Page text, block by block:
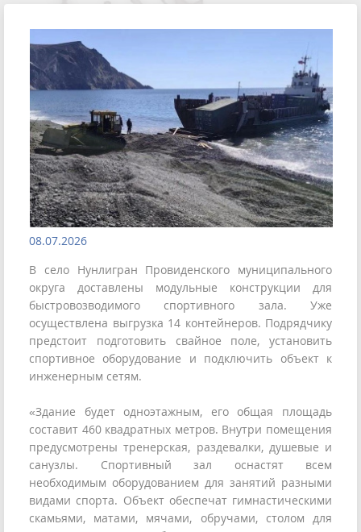
08.07.2026
В село Нунлигран Провиденского муниципального
округа доставлены модульные конструкции для
быстровозводимого спортивного зала. Уже
осуществлена выгрузка 14 контейнеров. Подрядчику
предстоит подготовить свайное поле, установить
спортивное оборудование и подключить объект к
инженерным сетям.
«Здание будет одноэтажным, его общая площадь
составит 460 квадратных метров. Внутри помещения
предусмотрены тренерская, раздевалки, душевые и
санузлы. Спортивный зал оснастят всем
необходимым оборудованием для занятий разными
видами спорта. Объект обеспечат гимнастическими
скамьями, матами, мячами, обручами, столом для